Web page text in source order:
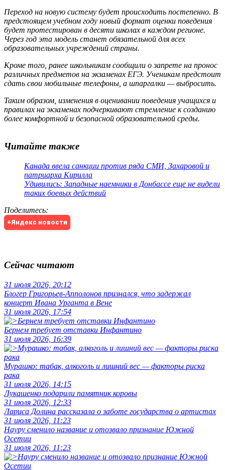
Переход на новую систему будет происходить постепенно. В
предстоящем учебном году новый формат оценки поведения
будет протестирован в десяти школах в каждом регионе.
Через год эта модель станет обязательной для всех
образовательных учреждений страны.
Кроме того, ранее школьникам сообщили о запрете на пронос
различных предметов на экзаменах ЕГЭ. Ученикам предстоит
сдать свои мобильные телефоны, а шпаргалки — выбросить.
Таким образом, изменения в оценивании поведения учащихся и
правилах на экзаменах подчеркивают стремление к созданию
более комфортной и безопасной образовательной среды.
Читайте также
Канада ввела санкции против ряда СМИ, Захаровой и
патриарха Кирилла
Удивились: Западные наемники в Донбассе еще не видели
таких боевых действий
Поделитесь:
+Яндекс новости
Сейчас читают
31 июля 2026, 20:12
Блогер Григорьев-Апполонов признался, что задержал
концерт Ивана Урганта в Вене
31 июля 2026, 17:54
Бернем требует отставки Инфантино
31 июля 2026, 16:39
Мурашко: табак, алкоголь и лишний вес — факторы риска
рака
31 июля 2026, 14:15
Лукашенко подарили памятник коровы
31 июля 2026, 12:33
Лариса Долина рассказала о заботе государства о артистах
31 июля 2026, 11:23
Науру сменило название и отозвало признание Южной
Осетии
31 июля 2026, 11:23